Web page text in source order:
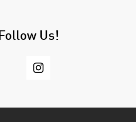
Follow Us!